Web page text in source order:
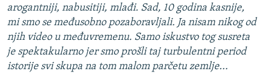
arogantniji, nabusitiji, mlađi. Sad, 10 godina kasnije,
mi smo se međusobno pozaboravljali. Ja nisam nikog od
njih video u međuvremenu. Samo iskustvo tog susreta
je spektakularno jer smo prošli taj turbulentni period
istorije svi skupa na tom malom parčetu zemlje...